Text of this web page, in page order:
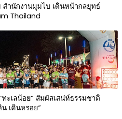
สำนักงานมุมไบ เดินหน้ากลยุทธ์
Thailand
ะเลน้อย” สัมผัสเสน่ห์ธรรมชาติ
น เดินหรอย”